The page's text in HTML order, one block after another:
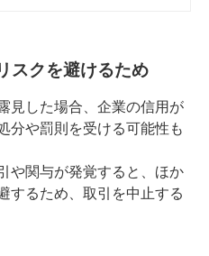
スクを避けるため
見した場合、企業の信用が
分や罰則を受ける可能性も
や関与が発覚すると、ほか
するため、取引を中止する